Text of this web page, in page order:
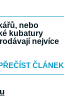
nebo
kubatury
nejvíce
ČLÁNEK